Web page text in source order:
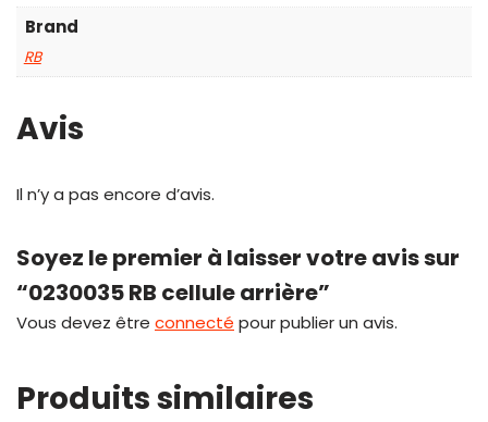
Brand
RB
Avis
Il n’y a pas encore d’avis.
Soyez le premier à laisser votre avis sur
“0230035 RB cellule arrière”
Vous devez être connecté pour publier un avis.
Produits similaires